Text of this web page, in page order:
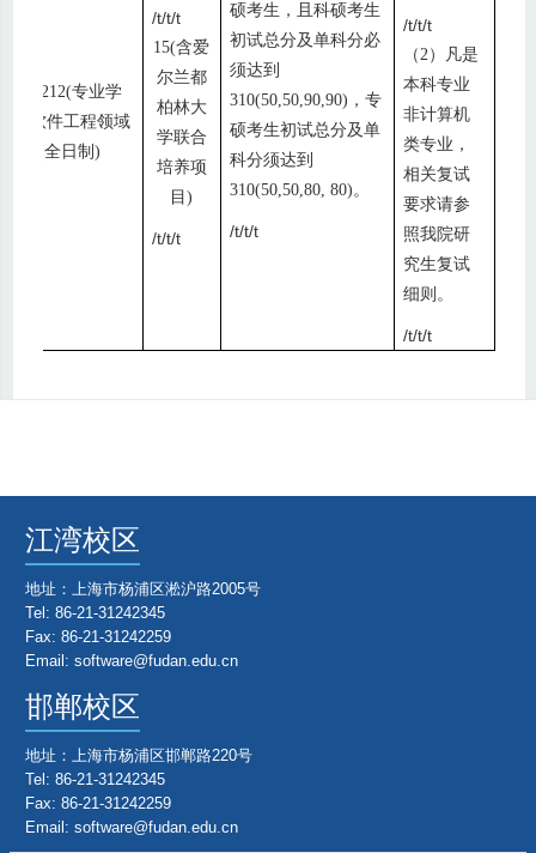
/t/t/t
（2）凡是
本科专业
非计算机
类专业，
相关复试
要求请参
照我院研
究生复试
细则。
/t/t/t
085212(专业学
软件工程领域
(全日制 )
/t/t/t
15(含爱
尔兰都
柏林大
学联合
培养项
目)
/t/t/t
硕考生，且科硕考生
初试总分及单科分必
须达到
310(50,50,90,90) ，专
硕考生初试总分及单
科分须达到
310(50,50,80, 80)。
/t/t/t
江湾校区
地址：上海市杨浦区淞沪路2005号
Tel: 86-21-31242345
Fax: 86-21-31242259
Email: software@fudan.edu.cn
邯郸校区
地址：上海市杨浦区邯郸路220号
Tel: 86-21-31242345
Fax: 86-21-31242259
Email: software@fudan.edu.cn